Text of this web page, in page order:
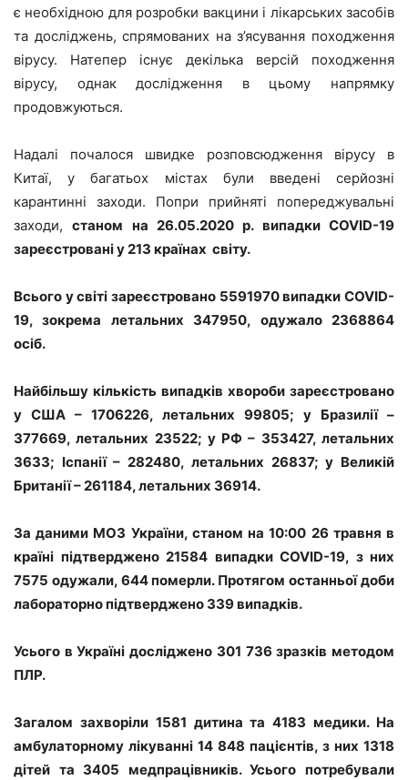
є необхідною для розробки вакцини і лікарських засобів
та досліджень, спрямованих на з’ясування походження
вірусу. Натепер існує декілька версій походження
вірусу, однак дослідження в цьому напрямку
продовжуються.
Надалі почалося швидке розповсюдження вірусу в
Китаї, у багатьох містах були введені серйозні
карантинні заходи. Попри прийняті попереджувальні
заходи,станом на 26.05.2020 р. випадкиCOVID-19
зареєстровані у 213 країнах світу.
Всього у світі зареєстровано 5591970 випадки COVID-
19, зокрема летальних 347950, одужало 2368864
осіб.
Найбільшу кількість випадків хвороби зареєстровано
у США – 1706226, летальних 99805; у Бразилії –
377669, летальних 23522; у РФ – 353427, летальних
3633; Іспанії – 282480, летальних 26837; у Великій
Британії – 261184, летальних 36914.
За даними МОЗ України, станом на 10:00 26 травня в
країні підтверджено 21584 випадки COVID-19, з них
7575 одужали, 644 померли. Протягом останньої доби
лабораторно підтверджено 339 випадків.
Усього в Україні досліджено 301 736 зразків методом
ПЛР.
Загалом захворіли 1581 дитина та 4183 медики. На
амбулаторному лікуванні 14 848 пацієнтів, з них 1318
дітей та 3405 медпрацівників. Усього потребували